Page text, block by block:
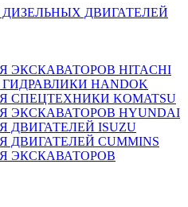
ДВИГАТЕЛЕЙ
ЭКСКАВАТОРОВ HITACHI
HANDOK
СПЕЦТЕХНИКИ KOMATSU
ЭКСКАВАТОРОВ HYUNDAI
ДВИГАТЕЛЕЙ ISUZU
ДВИГАТЕЛЕЙ CUMMINS
ЭКСКАВАТОРОВ